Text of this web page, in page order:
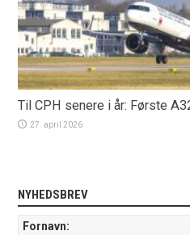
Til CPH senere i år: Første
27. april 2026
NYHEDSBREV
Fornavn: